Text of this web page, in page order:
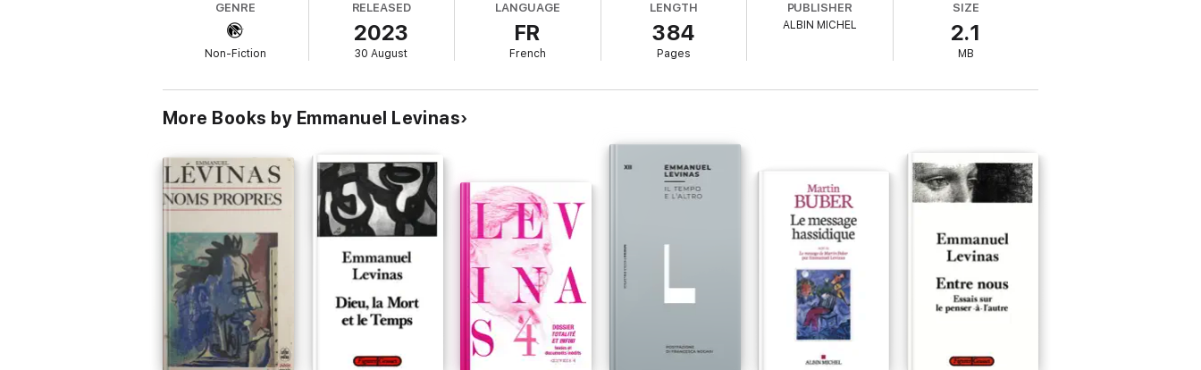
GENRE
Non-Fiction
RELEASED
2023
30 August
LANGUAGE
FR
French
LENGTH
384
Pages
PUBLISHER
ALBIN MICHEL
SIZE
2.1
MB
More Books by Emmanuel Levinas